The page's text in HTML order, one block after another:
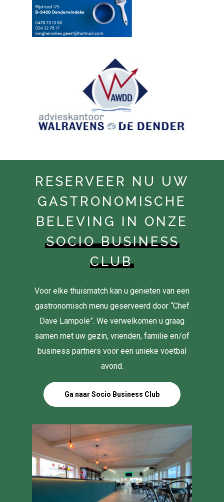
RESERVEER NU UW
GASTRONOMISCHE
BELEVING IN ONZE
SOCIO BUSINESS
CLUB
Voor elke thuismatch kan u genieten van een
gastronomisch menu geserveerd door “Chef
Dave Lampole”. We verwelkomen u graag
samen met uw gezin, vrienden, familie en/of
business partners voor een unieke voetbal
avond.
Ga naar Socio Business Club